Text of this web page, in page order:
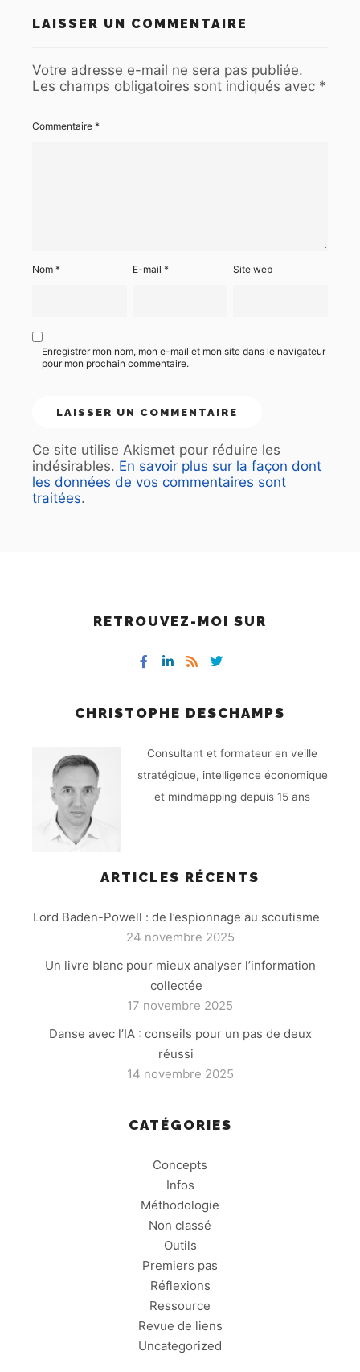
LAISSER UN COMMENTAIRE
Votre adresse e-mail ne sera pas publiée.
Les champs obligatoires sont indiqués avec *
Commentaire *
Nom * E-mail* Site web
Enregistrer mon nom, mon e-mail et mon site dans le navigateur
pour mon prochain commentaire.
Ce site utilise Akismet pour réduire les
indésirables. En savoir plus sur la façon dont
les données de vos commentaires sont
traitées.
RETROUVEZ-MOI SUR
CHRISTOPHE DESCHAMPS
Consultant et formateur en veille
stratégique, intelligence économique
et mindmapping depuis 15 ans
ARTICLES RÉCENTS
Lord Baden-Powell : de l’espionnage au scoutisme
24 novembre 2025
Un livre blanc pour mieux analyser l’information
collectée
17 novembre 2025
Danse avec l’IA : conseils pour un pas de deux
réussi
14 novembre 2025
CATÉGORIES
Concepts
Infos
Méthodologie
Non classé
Outils
Premiers pas
Réflexions
Ressource
Revue de liens
Uncategorized